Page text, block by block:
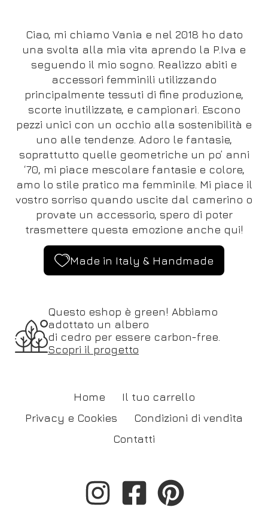
Ciao, mi chiamo Vania e nel 2018 ho dato
una svolta alla mia vita aprendo la P.Iva e
seguendo il mio sogno. Realizzo abiti e
accessori femminili utilizzando
principalmente tessuti di fine produzione,
scorte inutilizzate, e campionari. Escono
pezzi unici con un occhio alla sostenibilità e
uno alle tendenze. Adoro le fantasie,
soprattutto quelle geometriche un po’ anni
‘70, mi piace mescolare fantasie e colore,
amo lo stile pratico ma femminile. Mi piace il
vostro sorriso quando uscite dal camerino o
provate un accessorio, spero di poter
trasmettere questa emozione anche qui!
Made in Italy & Handmade
Questo eshop è green! Abbiamo
adottato un albero
di cedro per essere carbon-free.
Scopri il progetto
Home
Il tuo carrello
Privacy e Cookies
Condizioni di vendita
Contatti